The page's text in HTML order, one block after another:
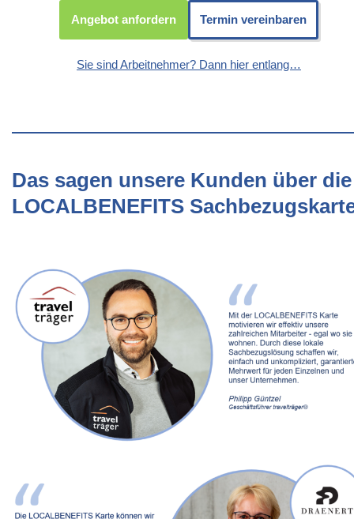
Angebot anfordern Termin vereinbaren
Sie sind Arbeitnehmer? Dann hier entlang…
Das sagen unsere Kunden über die
LOCALBENEFITS